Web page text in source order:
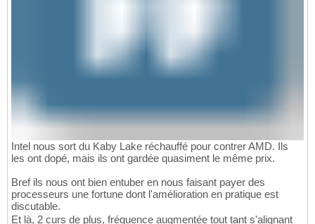
Intel nous sort du Kaby Lake réchauffé pour contrer AMD. Ils
les ont dopé, mais ils ont gardée quasiment le même prix.
Bref ils nous ont bien entuber en nous faisant payer des
processeurs une fortune dont l'amélioration en pratique est
discutable.
Et là, 2 curs de plus, fréquence augmentée tout tant s'alignant